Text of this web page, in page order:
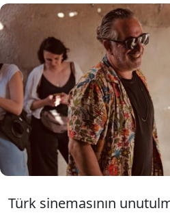
Cem Yılmaz, 20
"G.O.R.A."
için heyecanı
geri sayım"
hayranlarını
Türk sinemasının